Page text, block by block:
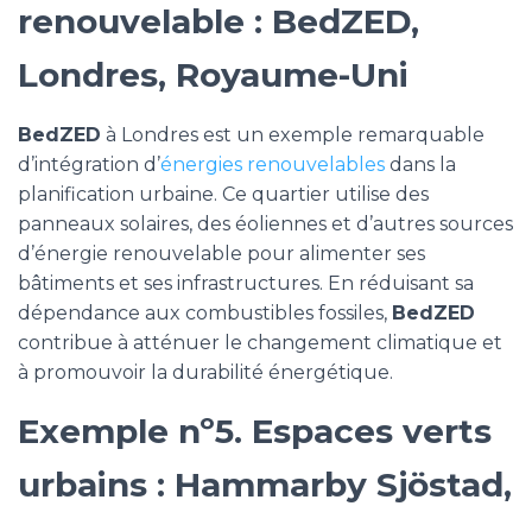
renouvelable : BedZED,
Londres, Royaume-Uni
BedZED à Londres est un exemple remarquable
d’intégration d’énergies renouvelables dans la
planification urbaine. Ce quartier utilise des
panneaux solaires, des éoliennes et d’autres sources
d’énergie renouvelable pour alimenter ses
bâtiments et ses infrastructures. En réduisant sa
dépendance aux combustibles fossiles, BedZED
contribue à atténuer le changement climatique et
à promouvoir la durabilité énergétique.
Exemple nº5. Espaces verts
urbains : Hammarby Sjöstad,